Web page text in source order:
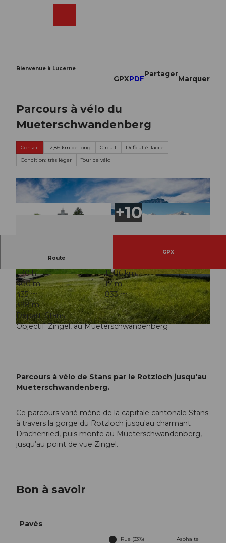
Bienvenue à Lucerne
GPXPDF
Partager
Marquer
Parcours à vélo du
Mueterschwandenberg
Conseil 12,86 km de long Circuit
Difficulté: facile
Condition: très léger
Tour de vélo
© Christina Bucher, Nidwalden Tourismus
© Nidwalden Tourismus, Nidwalden Tourismus © Christina Bucher, Nidwalden Tourismus
Route
GPX
1:30 h
12,86 km
400 m
17 m
435 m
833 m
398 m
Départ: Stans
Objectif: Zingel, au Mueterschwandenberg
Parcours à vélo de Stans par le Rotzloch jusqu'au
Mueterschwandenberg.
Ce parcours varié mène de la capitale cantonale Stans
à travers la gorge du Rotzloch jusqu'au charmant
Drachenried, puis monte au Mueterschwandenberg,
jusqu’au point de vue Zingel.
Bon à savoir
Pavés
Rue (33%)
Asphalte